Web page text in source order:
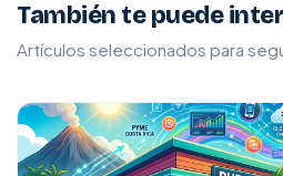
También te puede
Artículos seleccionados para